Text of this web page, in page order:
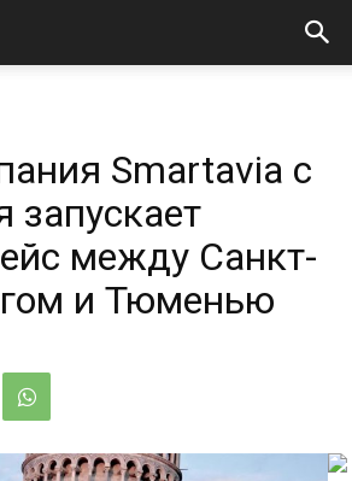
Smartavia с
запускает
между Санкт-
и Тюменью